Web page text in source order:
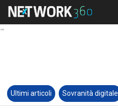
Ultimi articoli Sovranità digitale